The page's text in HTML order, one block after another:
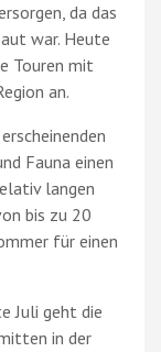
da das
war. Heute
Touren mit
an.
Fauna einen
langen
bis zu 20
für einen
Juli geht die
in der